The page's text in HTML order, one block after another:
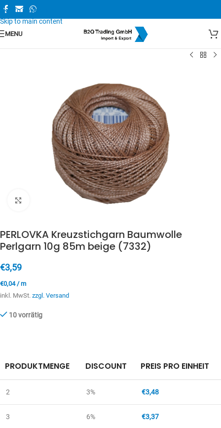
Skip to navigation
Skip to main content
MENU
Zum Vergrößern anklicken
PERLOVKA Kreuzstichgarn Baumwolle
Perlgarn 10g 85m beige (7332)
€3,59
€0,04/m
inkl. MwSt. zzgl. Versand
10 vorrätig
PRODUKTMENGE DISCOUNT PREIS PRO EINHEIT
2 3% €3,48
3 6% €3,37